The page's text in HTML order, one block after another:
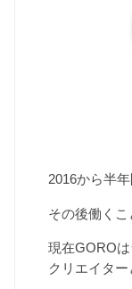
2016から半
その後働くこ
現在GORO
クリエイター